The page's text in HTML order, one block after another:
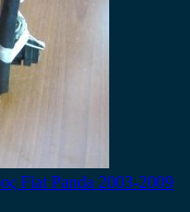
Fiat Panda 2003-2009